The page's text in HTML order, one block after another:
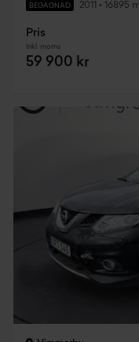
BEGAGNAD 2011 • 16895
Pris
Inkl. moms
59 900 kr